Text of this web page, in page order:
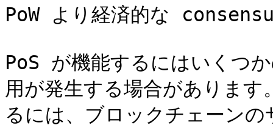
PoW より経済的な
PoS が機能するにはいくつ
用が発生する場合がありま
るには、ブロックチェーン